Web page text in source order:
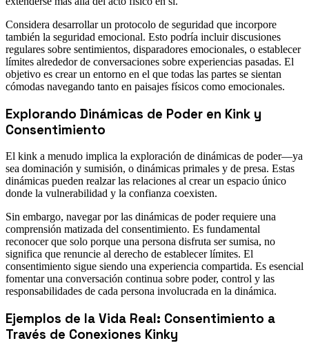
Considera desarrollar un protocolo de seguridad que incorpore
también la seguridad emocional. Esto podría incluir discusiones
regulares sobre sentimientos, disparadores emocionales, o establecer
límites alrededor de conversaciones sobre experiencias pasadas. El
objetivo es crear un entorno en el que todas las partes se sientan
cómodas navegando tanto en paisajes físicos como emocionales.
Explorando Dinámicas de Poder en Kink y
Consentimiento
El kink a menudo implica la exploración de dinámicas de poder—ya
sea dominación y sumisión, o dinámicas primales y de presa. Estas
dinámicas pueden realzar las relaciones al crear un espacio único
donde la vulnerabilidad y la confianza coexisten.
Sin embargo, navegar por las dinámicas de poder requiere una
comprensión matizada del consentimiento. Es fundamental
reconocer que solo porque una persona disfruta ser sumisa, no
significa que renuncie al derecho de establecer límites. El
consentimiento sigue siendo una experiencia compartida. Es esencial
fomentar una conversación continua sobre poder, control y las
responsabilidades de cada persona involucrada en la dinámica.
Ejemplos de la Vida Real: Consentimiento a
Través de Conexiones Kinky